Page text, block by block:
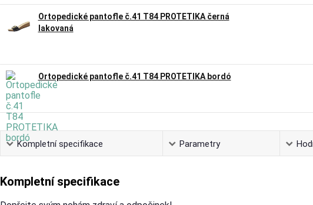
Ortopedické pantofle č.41 T84 PROTETIKA černá
lakovaná
Ortopedické pantofle č.41 T84 PROTETIKA bordó
Kompletní specifikace Parametry
Kompletní specifikace